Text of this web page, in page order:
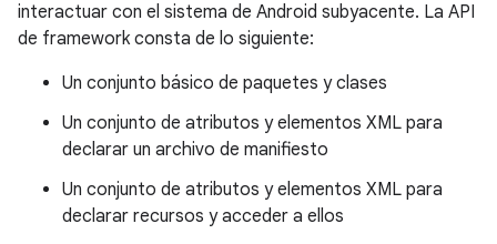
interactuar con el sistema de Android subyacente. La API
de framework consta de lo siguiente:
Un conjunto básico de paquetes y clases
Un conjunto de atributos y elementos XML para
declarar un archivo de manifiesto
Un conjunto de atributos y elementos XML para
declarar recursos y acceder a ellos